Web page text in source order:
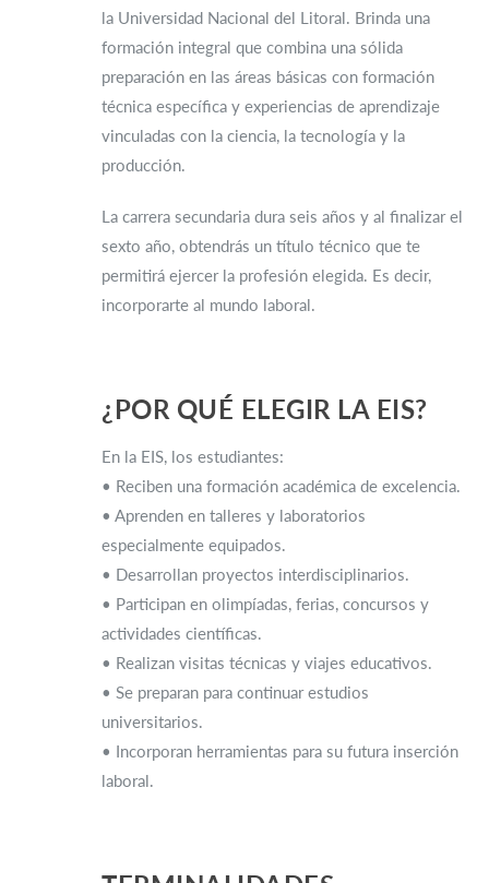
la Universidad Nacional del Litoral. Brinda una
formación integral que combina una sólida
preparación en las áreas básicas con formación
técnica específica y experiencias de aprendizaje
vinculadas con la ciencia, la tecnología y la
producción.
La carrera secundaria dura seis años y al finalizar el
sexto año, obtendrás un título técnico que te
permitirá ejercer la profesión elegida. Es decir,
incorporarte al mundo laboral.
¿POR QUÉ ELEGIR LA EIS?
En la EIS, los estudiantes:
• Reciben una formación académica de excelencia.
• Aprenden en talleres y laboratorios
especialmente equipados.
• Desarrollan proyectos interdisciplinarios.
• Participan en olimpíadas, ferias, concursos y
actividades científicas.
• Realizan visitas técnicas y viajes educativos.
• Se preparan para continuar estudios
universitarios.
• Incorporan herramientas para su futura inserción
laboral.